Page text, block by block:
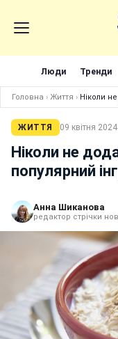
Люди Тренди
Головна › Життя › Ніколи
ЖИТТЯ 09 квітня
Ніколи не
популярний
Анна Шиканова
редактор стрічки